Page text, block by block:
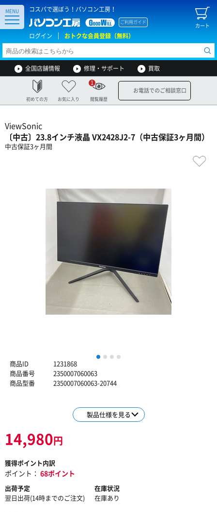
コスパで選ぼう！パソコン工房！
カート
ご利用ガイド
ログイン おトクな会員登録（無料）
MENU
全国店舗情報 修理・サポート 買取
初めての方 お気に入り 閲覧履歴
1
お電話でのご相談窓口
ViewSonic
〔中古〕23.8インチ液晶 VX2428J2-7（中古保証3ヶ月間）
中古保証3ヶ月間
1 2 3
商品ID
1231868
商品番号
2350007060063
商品型番
2350007060063-20744
製品仕様を見る
14,980円
獲得ポイント内訳
ポイント： 68ポイント
出荷予定
翌日出荷(14時までのご注文)
在庫状況
在庫あり